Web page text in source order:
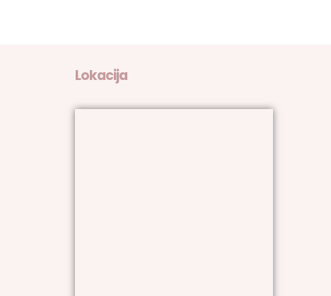
Lokacija